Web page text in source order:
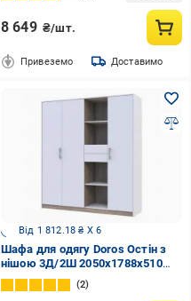
8 649 ₴/шт.
Привеземо Доставимо
Від 1 812.18 ₴ X 6
Шафа для одягу Doros Остін з
нішою 3Д/2Ш 2050х1788х510
мм дуб сонома / білий
2